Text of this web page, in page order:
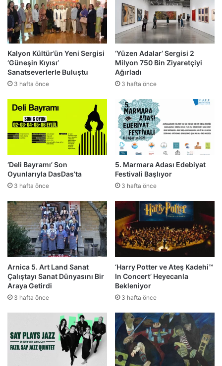
Kalyon Kültür’ün Yeni Sergisi
‘Güneşin Kıyısı’
Sanatseverlerle Buluştu
3 hafta önce
‘Yüzen Adalar’ Sergisi 2
Milyon 750 Bin Ziyaretçiyi
Ağırladı
3 hafta önce
‘Deli Bayramı’ Son
Oyunlarıyla DasDas’ta
3 hafta önce
5. Marmara Adası Edebiyat
Festivali Başlıyor
3 hafta önce
Arnica 5. Art Land Sanat
Çalıştayı Sanat Dünyasını Bir
Araya Getirdi
3 hafta önce
‘Harry Potter ve Ateş Kadehi™
In Concert’ Heyecanla
Bekleniyor
3 hafta önce